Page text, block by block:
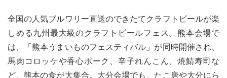
全国の人気ブルワリー直送のできたてクラフトビールが楽
しめる九州最大級のクラフトビールフェス。熊本会場で
は、「熊本うまいものフェスティバル」が同時開催され、
馬肉コロッケや香心ポーク、辛子れんこん、焼鯖寿司な
ど、熊本の食が大集合。大分会場でも、たこ唐や大分にら